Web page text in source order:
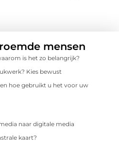
mensen
is het zo belangrijk?
Kies bewust
hoe gebruikt u het voor uw
naar digitale media
kaart?